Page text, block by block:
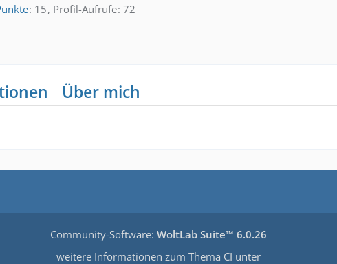
15 Profil-Aufrufe 72
Über mich
Community-Software: WoltLab Suite™ 6.0.26
weitere Informationen zum Thema CI unter